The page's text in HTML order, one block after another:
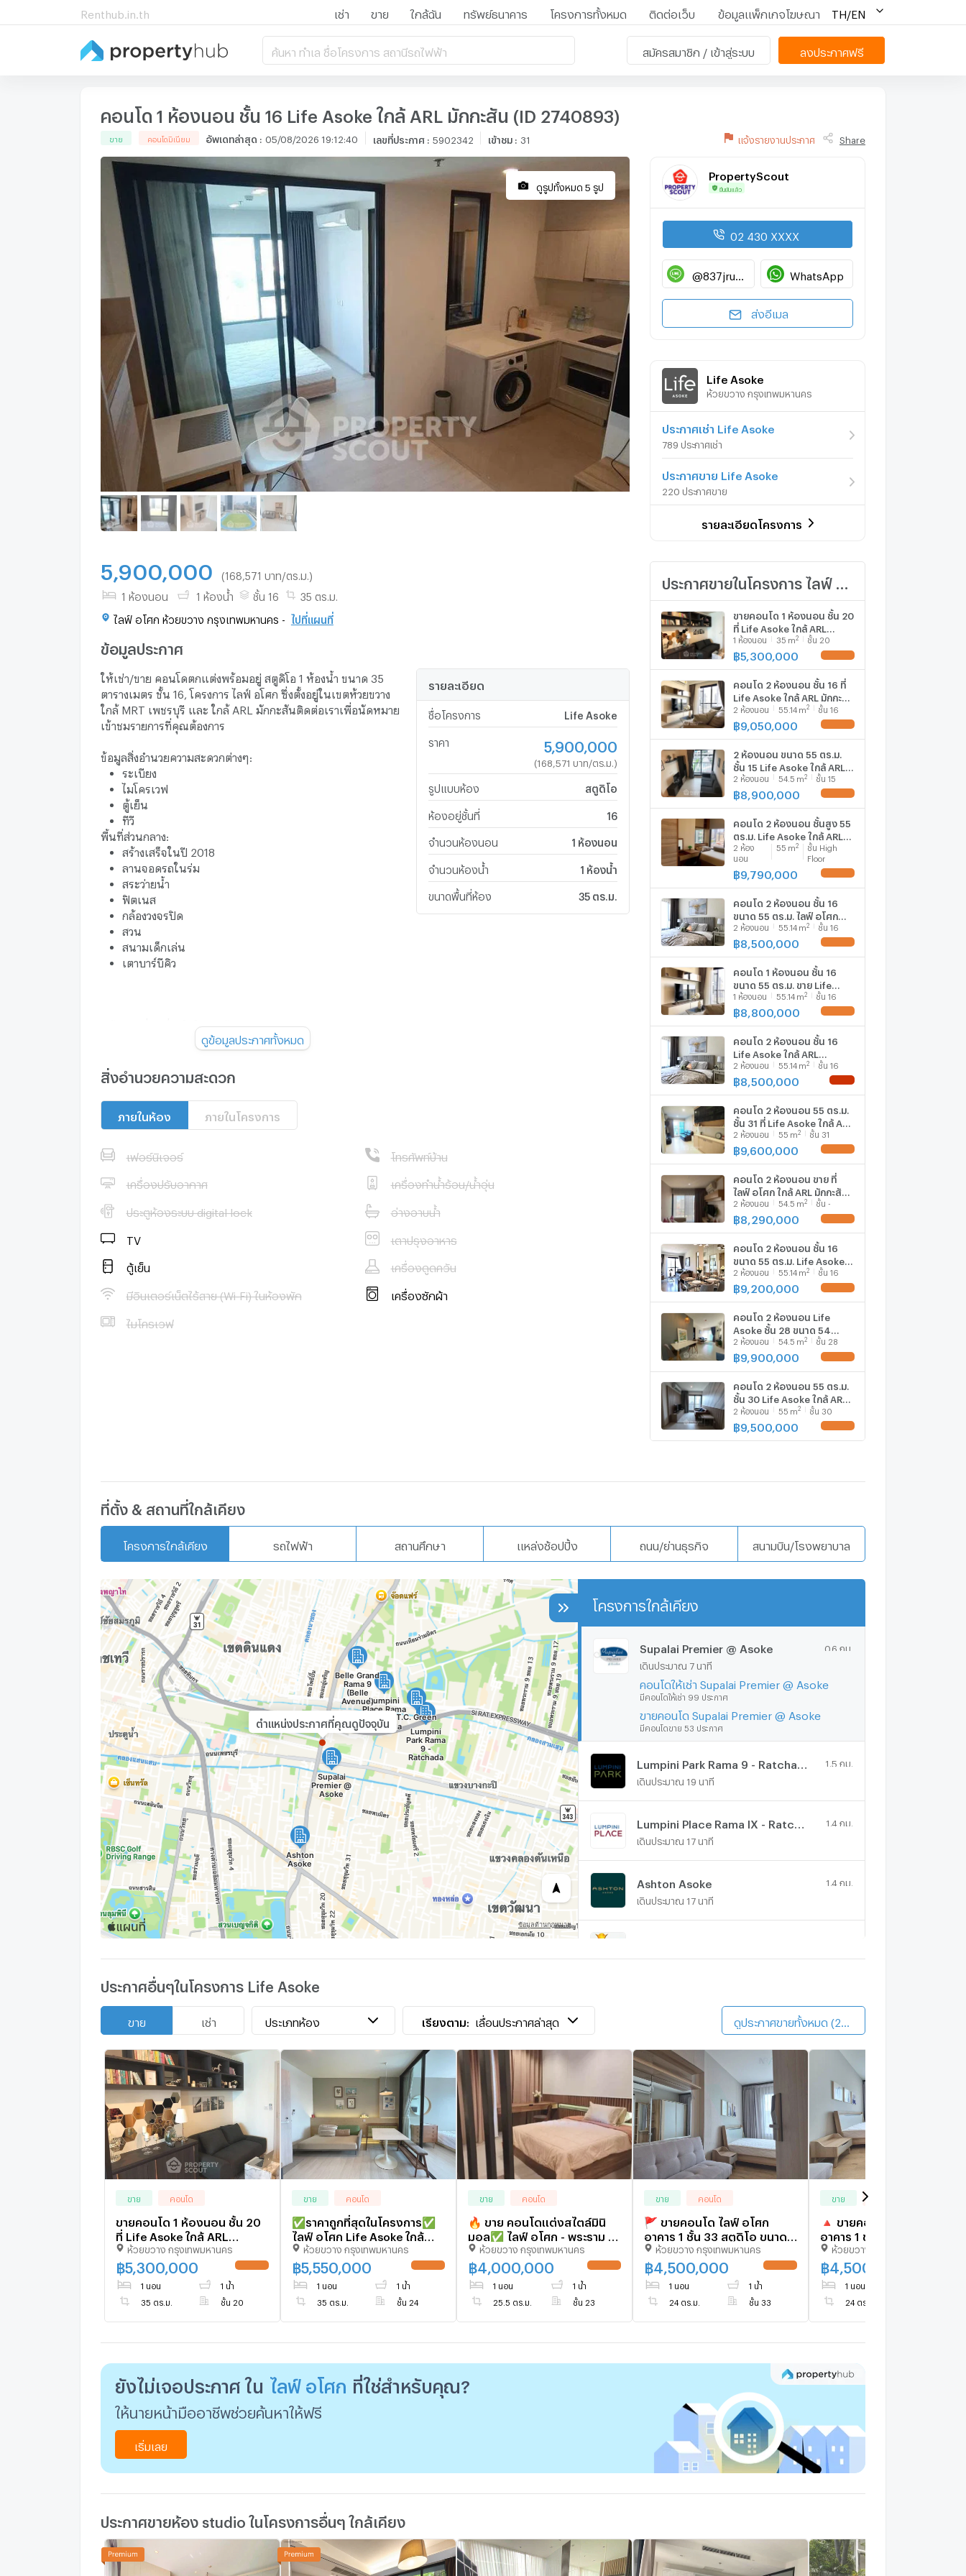
Renthub.in.th เช่า ขาย ใกล้ฉัน ทรัพย์ธนาคาร โครงการทั้งหมด ติดต่อเว็บ ข้อมูลแพ็กเกจโฆษณา TH/EN
ค้นหา ทำเล ชื่อโครงการ สถานีรถไฟฟ้า สมัครสมาชิก / เข้าสู่ระบบ ลงประกาศฟรี
คอนโด 1 ห้องนอน ชั้น 16 Life Asoke ใกล้ ARL มักกะสัน (ID 2740893)
ขาย คอนโดมิเนียม อัพเดทล่าสุด : 05/08/2026 19:12:40 เลขที่ประกาศ: 5902342 เข้าชม: 31 แจ้งรายงานประกาศ Share
ดูรูปทั้งหมด 5 รูป
5,900,000 (168,571 บาท/ตร.ม.)
1 ห้องนอน 1 ห้องน้ำ ชั้น 16 35 ตร.ม.
ไลฟ์ อโศก ห้วยขวาง กรุงเทพมหานคร - ไปที่แผนที่
ข้อมูลประกาศ
ให้เช่า/ขาย คอนโดตกแต่งพร้อมอยู่ สตูดิโอ 1 ห้องน้ำ ขนาด 35
ตารางเมตร ชั้น 16, โครงการ ไลฟ์ อโศก ซึ่งตั้งอยู่ในเขตห้วยขวาง
ใกล้ MRT เพชรบุรี และ ใกล้ ARL มักกะสันติดต่อเราเพื่อนัดหมาย
เข้าชมรายการที่คุณต้องการ
ข้อมูลสิ่งอำนวยความสะดวกต่างๆ:
ระเบียง
ไมโครเวฟ
ตู้เย็น
ทีวี
พื้นที่ส่วนกลาง:
สร้างเสร็จในปี 2018
ลานจอดรถในร่ม
สระว่ายน้ำ
ฟิตเนส
กล้องวงจรปิด
สวน
สนามเด็กเล่น
เตาบาร์บีคิว
ทั้งในกรุงเทพฯ ภูเก็ต พัทยา หัวหิน เกาะสมุย เชียงใหม่ และที่อื่นๆ
หลายภาษา เราเป็นหนึ่งในตัวแทนอสังหาริมทรัพย์ชั้นนำของ
ประเทศไทย และสามารถช่วยจัดหาที่พักสำหรับเช่า และขายให้กับ
คุณในราคาสุดคุ้ม - โดยที่ไม่มีค่าใช้จ่ายใดๆ
--- PropertyScout ---
ดูข้อมูลประกาศทั้งหมด
รายละเอียด
ชื่อโครงการ Life Asoke
ราคา 5,900,000
(168,571 บาท/ตร.ม.)
รูปแบบห้อง สตูดิโอ
ห้องอยู่ชั้นที่ 16
จำนวนห้องนอน 1 ห้องนอน
จำนวนห้องน้ำ 1 ห้องน้ำ
ขนาดพื้นที่ห้อง 35 ตร.ม.
สิ่งอำนวยความสะดวก
ภายในห้อง ภายในโครงการ
เฟอร์นิเจอร์ โทรศัพท์บ้าน
เครื่องปรับอากาศ เครื่องทำน้ำร้อน/น้ำอุ่น
ประตูห้องระบบ digital lock อ่างอาบน้ำ
TV เตาปรุงอาหาร
ตู้เย็น เครื่องดูดควัน
มีอินเตอร์เน็ตไร้สาย (Wi-Fi) ในห้องพัก เครื่องซักผ้า
ไมโครเวฟ
PropertyScout
ยืนยันแล้ว
02 430 XXXX
@837jruwp WhatsApp
ส่งอีเมล
Life Asoke
ห้วยขวาง กรุงเทพมหานคร
ประกาศเช่า Life Asoke
789 ประกาศเช่า
ประกาศขาย Life Asoke
220 ประกาศขาย
รายละเอียดโครงการ
ขายคอนโด 1 ห้องนอน ชั้น 20
ที่ Life Asoke ใกล้ ARL
มักกะสัน (ID 2737381)
1 ห้องนอน 35 m2 ชั้น 20
฿5,300,000
คอนโด 2 ห้องนอน ชั้น 16 ที่
Life Asoke ใกล้ ARL มักกะสัน
300 ม. (ID 675344)
2 ห้องนอน 55.14 m2 ชั้น 16
฿9,050,000
2 ห้องนอน ขนาด 55 ตร.ม.
ชั้น 15 Life Asoke ใกล้ ARL
มักกะสัน 300 ม. (ID
2733899)
2 ห้องนอน 54.5 m2 ชั้น 15
฿8,900,000
คอนโด 2 ห้องนอน ชั้นสูง 55
ตร.ม. Life Asoke ใกล้ ARL
มักกะสัน 300 ม. (ID
2439564)
2 ห้อง
นอน
55 m2
ชั้น High
Floor
฿9,790,000
คอนโด 2 ห้องนอน ชั้น 16
ขนาด 55 ตร.ม. ไลฟ์ อโศก
ใกล้ ARL มักกะสัน 300 ม. (ID
3075976)
2 ห้องนอน 55.14 m2 ชั้น 16
฿8,500,000
คอนโด 1 ห้องนอน ชั้น 16
ขนาด 55 ตร.ม. ขาย Life
Asoke ใกล้ ARL มักกะสัน
300ม (ID 3068224)
1 ห้องนอน 55.14 m2 ชั้น 16
฿8,800,000
คอนโด 2 ห้องนอน ชั้น 16
Life Asoke ใกล้ ARL
Makkasan 300 ม. (ID
3164751)
2 ห้องนอน 55.14 m2 ชั้น 16
฿8,500,000
คอนโด 2 ห้องนอน 55 ตร.ม.
ชั้น 31 ที่ Life Asoke ใกล้ ARL
มักกะสัน 300 ม. (ID 807179)
2 ห้องนอน 55 m2 ชั้น 31
฿9,600,000
คอนโด 2 ห้องนอน ขาย ที่
ไลฟ์ อโศก ใกล้ ARL มักกะสัน
300 ม. (ID 1902701)
2 ห้องนอน 54.5 m2 ชั้น -
฿8,290,000
คอนโด 2 ห้องนอน ชั้น 16
ขนาด 55 ตร.ม. Life Asoke
ใกล้ ARL มักกะสัน 300 ม. (ID
1930610)
2 ห้องนอน 55.14 m2 ชั้น 16
฿9,200,000
คอนโด 2 ห้องนอน Life
Asoke ชั้น 28 ขนาด 54
ตร.ม. ใกล้ ARL มักกะสัน 300
ม. (ID 2393776)
2 ห้องนอน 54.5 m2 ชั้น 28
฿9,900,000
คอนโด 2 ห้องนอน 55 ตร.ม.
ชั้น 30 Life Asoke ใกล้ ARL
มักกะสัน 300 ม. (ID
2733853)
2 ห้องนอน 55 m2 ชั้น 30
฿9,500,000
ที่ตั้ง & สถานที่ใกล้เคียง
โครงการใกล้เคียง รถไฟฟ้า สถานศึกษา แหล่งช้อปปิ้ง ถนน/ย่านธุรกิจ สนามบิน/โรงพยาบาล
โครงการใกล้เคียง
Supalai Premier @ Asoke 0.6 กม.
เดินประมาณ 7 นาที
คอนโดให้เช่า Supalai Premier @ Asoke
มีคอนโดให้เช่า 99 ประกาศ
ขายคอนโด Supalai Premier @ Asoke
มีคอนโดขาย 53 ประกาศ
1.5 กม.
เดินประมาณ 19 นาที
1.4 กม.
เดินประมาณ 17 นาที
Ashton Asoke 1.4 กม.
เดินประมาณ 17 นาที
เดินประมาณ 21 นาที
ตำแหน่งประกาศที่คุณดูปัจจุบัน
ประกาศอื่นๆในโครงการ Life Asoke
ขาย เช่า ประเภทห้อง เรียงตาม: เลื่อนประกาศล่าสุด
ขาย คอนโด
ขายคอนโด 1 ห้องนอน ชั้น 20
ที่ Life Asoke ใกล้ ARL
มักกะสัน (ID 2737381)
ห้วยขวาง กรุงเทพมหานคร
฿5,300,000
1 นอน 1 น้ำ
35 ตร.ม. ชั้น 20
ขาย คอนโด
✅ราคาถูกที่สุดในโครงการ✅
ไลฟ์ อโศก Life Asoke ใกล้
MRT เพชรบุรี 🏙️
ห้วยขวาง กรุงเทพมหานคร
฿5,550,000
1 นอน 1 น้ำ
35 ตร.ม. ชั้น 24
ขาย คอนโด
🔥 ขาย คอนโดแต่งสไตล์มินิ
มอล✅ ไลฟ์ อโศก - พระราม 9
(Life Asoke - Rama 9) | ใกล้
MRT พระราม 9
ห้วยขวาง กรุงเทพมหานคร
฿ 4,000,000
1 นอน 1 น้ำ
25.5 ตร.ม. ชั้น 23
ขาย คอนโด
🚩 ขายคอนโด ไลฟ์ อโศก
อาคาร 1 ชั้น 33 สตูดิโอ ขนาด
24 ตรม ใกล้ MRT เพชรบุรี
ห้วยขวาง กรุงเทพมหานคร
฿ 4,500,000
1 นอน 1 น้ำ
24 ตร.ม. ชั้น 33
ขาย
🔺 ขายคอนโด ไลฟ์ อโศก
อาคาร 1 ชั้น 33 สตูดิโอ ขนาด
24 ตรม ใกล้ MRT เพชรบุรี
ห้วยขวาง กรุงเทพมหานคร
฿ 4,500,000
1 นอน
24 ตร.ม.
ยังไม่เจอประกาศ ใน ไลฟ์ อโศก ที่ใช่สำหรับคุณ?
ให้นายหน้ามืออาชีพช่วยค้นหาให้ฟรี
เริ่มเลย
ประกาศขายห้อง studio ในโครงการอื่นๆ ใกล้เคียง